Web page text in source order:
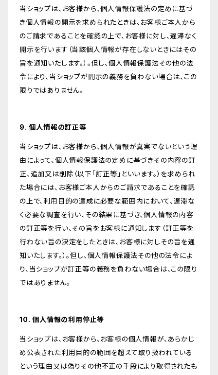
当ショップは、お客様から、個人情報保護法の定めに基づ
き個人情報の開示を求められたときは、お客様ご本人から
のご請求であることを確認の上で、お客様に対し、遅滞なく
開示を行います（当該個人情報が存在しないときにはその
旨を通知いたします。）。但し、個人情報保護法その他の法
令により、当ショップが開示の義務を負わない場合は、この
限りではありません。
9. 個人情報の訂正等
当ショップは、お客様から、個人情報が真実でないという理
由によって、個人情報保護法の定めに基づきその内容の訂
正、追加又は削除（以下「訂正等」といいます。）を求められ
た場合には、お客様ご本人からのご請求であることを確認
の上で、利用目的の達成に必要な範囲内において、遅滞な
く必要な調査を行い、その結果に基づき、個人情報の内容
の訂正等を行い、その旨をお客様に通知します（訂正等を
行わない旨の決定をしたときは、お客様に対しその旨を通
知いたします。）。但し、個人情報保護法その他の法令によ
り、当ショップが訂正等の義務を負わない場合は、この限り
ではありません。
10. 個人情報の利用停止等
当ショップは、お客様から、お客様の個人情報が、あらかじ
め公表された利用目的の範囲を超えて取り扱われている
という理由又は偽りその他不正の手段により取得されたも